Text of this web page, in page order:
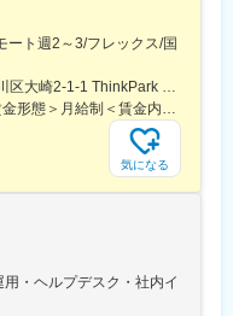
高に対する海外売上比率は
ト週2～3/フレックス/国
＜勤務地詳細＞本社住所：東京都品川区大崎2-1-1 ThinkPark Tower24F勤務地最寄駅：JR・りんかい線／大崎駅受動喫煙対策：屋内喫煙可能場所あり変更の範囲：会社の定める事業所（リモートワーク含む）
＜予定年収＞580万円～650万円＜賃金形態＞月給制＜賃金内訳＞月額（基本給）：320,000円～450,000円＜月給＞320,000円～450,000円＜昇給有無＞有＜残業手当＞有＜給与補足＞※経験・前職を考慮したうえで優遇します。※上記年収額は、残業代を加味した金額です。■賞与実績：年2回支給■昇給：年1回賃金はあくまでも目安の金額であり、選考を通じて上下する可能性があります。月給(月額)は固定手当を含めた表記です。
気になる
・ヘルプデスク・社内イ